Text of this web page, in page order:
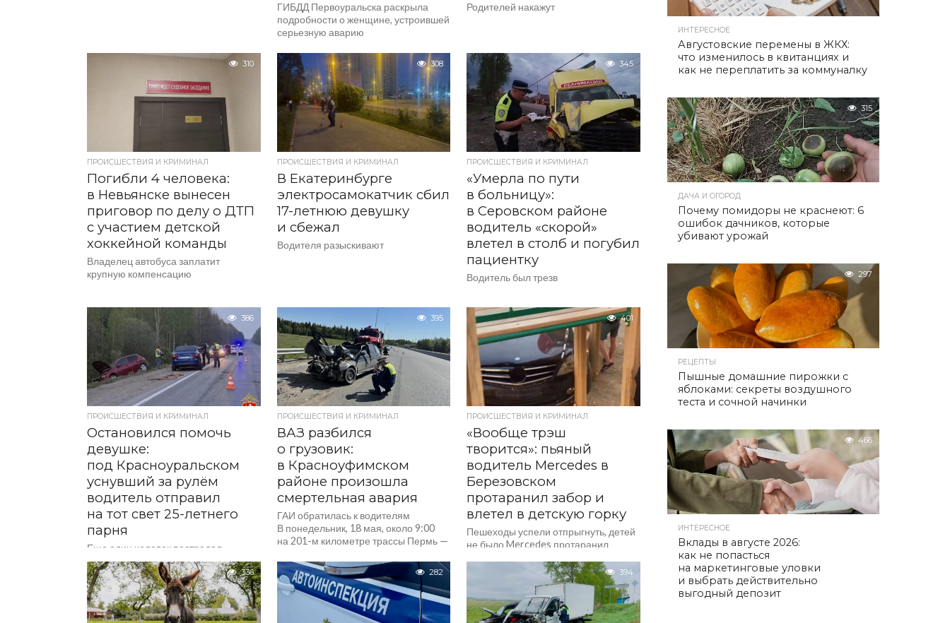
ГИБДД Первоуральска раскрыла
подробности о женщине, устроившей
серьезную аварию
Родителей накажут
310
ПРОИСШЕСТВИЯ И КРИМИНАЛ
Погибли 4 человека:
в Невьянске вынесен
приговор по делу о ДТП
с участием детской
хоккейной команды
Владелец автобуса заплатит
крупную компенсацию
308
ПРОИСШЕСТВИЯ И КРИМИНАЛ
В Екатеринбурге
электросамокатчик сбил
17-летнюю девушку
и сбежал
Водителя разыскивают
345
ПРОИСШЕСТВИЯ И КРИМИНАЛ
«Умерла по пути
в больницу»:
в Серовском районе
водитель «скорой»
влетел в столб и погубил
пациентку
Водитель был трезв
386
ПРОИСШЕСТВИЯ И КРИМИНАЛ
Остановился помочь
девушке:
под Красноуральском
уснувший за рулём
водитель отправил
на тот свет 25-летнего
парня
Еще один человек пострадал
395
ПРОИСШЕСТВИЯ И КРИМИНАЛ
ВАЗ разбился
о грузовик:
в Красноуфимском
районе произошла
смертельная авария
ГАИ обратилась к водителям
В понедельник, 18 мая, около 9:00
на 201-м километре трассы Пермь —
районе случилась авария
с летальным исходом, оповещает
Госавтоинспекция Свердловской...
401
ПРОИСШЕСТВИЯ И КРИМИНАЛ
«Вообще трэш
творится»: пьяный
водитель Mercedes в
Березовском
протаранил забор и
влетел в детскую горку
Пешеходы успели отпрыгнуть, детей
не было Mercedes протаранил
площадку в Березовском
(Свердловская область)
на ул. Восточная, 5. Автомобиль
врезался в детскую горку. Чудом
никто...
336 282 394
ИНТЕРЕСНОЕ
Августовские перемены в ЖКХ:
что изменилось в квитанциях и
как не переплатить за коммуналку
315
ДАЧА И ОГОРОД
Почему помидоры не краснеют: 6
ошибок дачников, которые
убивают урожай
297
РЕЦЕПТЫ
Пышные домашние пирожки с
яблоками: секреты воздушного
теста и сочной начинки
466
ИНТЕРЕСНОЕ
Вклады в августе 2026:
как не попасться
на маркетинговые уловки
и выбрать действительно
выгодный депозит